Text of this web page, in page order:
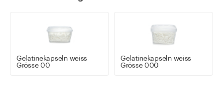
Gelatinekapseln weiss
Grösse 00
Gelatinekapseln weiss
Grösse 000